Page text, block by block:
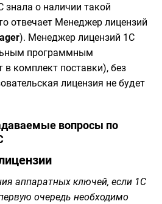
знала о наличии такой
отвечает Менеджер лицензий
). Менеджер лицензий 1С
программным
в комплект поставки), без
лицензия не будет
вопросы по
аппаратных ключей, если 1С
очередь необходимо